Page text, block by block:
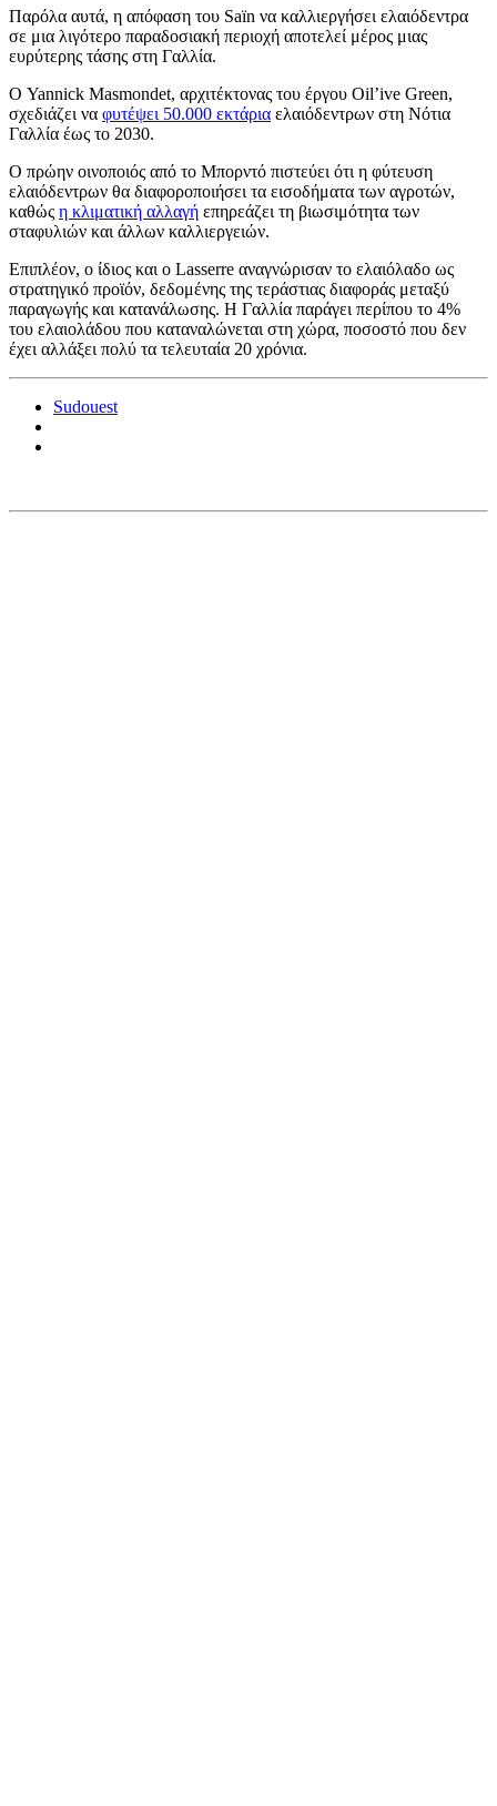
Παρόλα αυτά, η απόφαση του Saïn να καλλιεργήσει ελαιόδεντρα
σε μια λιγότερο παραδοσιακή περιοχή αποτελεί μέρος μιας
ευρύτερης τάσης στη Γαλλία.
Ο Yannick Masmondet, αρχιτέκτονας του έργου Oil’ive Green,
σχεδιάζει να φυτέψει 50.000 εκτάρια ελαιόδεντρων στη Νότια
Γαλλία έως το 2030.
Ο πρώην οινοποιός από το Μπορντό πιστεύει ότι η φύτευση
ελαιόδεντρων θα διαφοροποιήσει τα εισοδήματα των αγροτών,
καθώς η κλιματική αλλαγή επηρεάζει τη βιωσιμότητα των
σταφυλιών και άλλων καλλιεργειών.
Επιπλέον, ο ίδιος και ο Lasserre αναγνώρισαν το ελαιόλαδο ως
στρατηγικό προϊόν, δεδομένης της τεράστιας διαφοράς μεταξύ
παραγωγής και κατανάλωσης. Η Γαλλία παράγει περίπου το 4%
του ελαιολάδου που καταναλώνεται στη χώρα, ποσοστό που δεν
έχει αλλάξει πολύ τα τελευταία 20 χρόνια.
Sudouest